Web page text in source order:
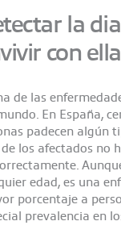
la
con
de las
En España,
padecen algún
los afectados no
edad, es una
porcentaje a
prevalencia en